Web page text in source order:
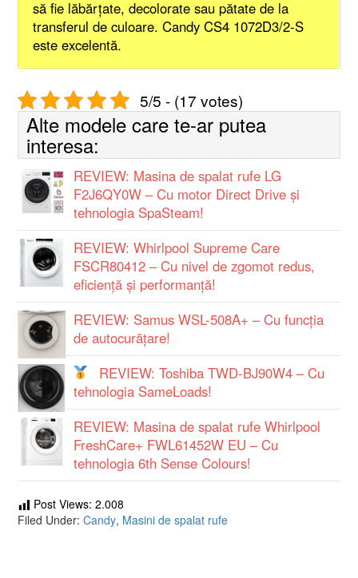
să fie lăbărţate, decolorate sau pătate de la
transferul de culoare. Candy CS4 1072D3/2-S
este excelentă.
5/5 - (17 votes)
Alte modele care te-ar putea
interesa:
REVIEW: Masina de spalat rufe LG
F2J6QY0W – Cu motor Direct Drive și
tehnologia SpaSteam!
REVIEW: Whirlpool Supreme Care
FSCR80412 – Cu nivel de zgomot redus,
eficiență și performanță!
REVIEW: Samus WSL-508A+ – Cu funcţia
de autocurăţare!
REVIEW: Toshiba TWD-BJ90W4 – Cu
tehnologia SameLoads!
REVIEW: Masina de spalat rufe Whirlpool
FreshCare+ FWL61452W EU – Cu
tehnologia 6th Sense Colours!
Post Views: 2.008
Filed Under:Candy, Masini de spalat rufe